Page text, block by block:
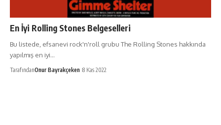
En İyi Rolling Stones Belgeselleri
Bu listede, efsanevi rock'n'roll grubu The Rolling Stones hakkında
yapılmış en iyi…
TarafındanOnur Bayrakçeken 8 Kas 2022